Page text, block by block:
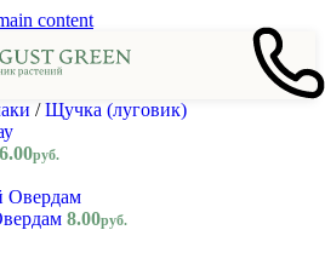
content
/ Щучка (луговик)
6.00руб.
8.00руб.